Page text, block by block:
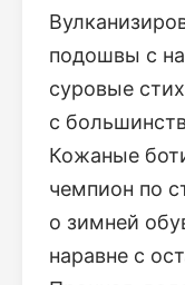
подошвы с
суровые
с
Кожаные
чемпион по
о зимней
наравне с